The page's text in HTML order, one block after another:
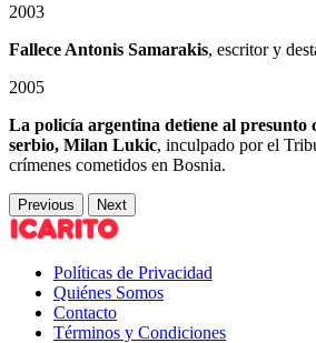
2003
Fallece Antonis Samarakis, escritor y
2005
La policía argentina detiene al presunto
serbio, Milan Lukic, inculpado por el
crímenes cometidos en Bosnia.
Previous Next
Políticas de Privacidad
Quiénes Somos
Contacto
Términos y Condiciones